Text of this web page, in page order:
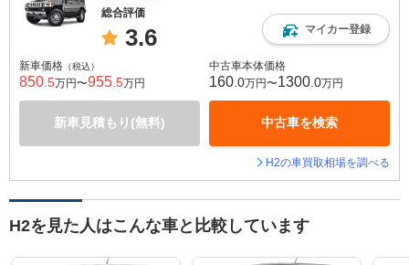
総合評価
3.6 マイカー登録
新車価格 （税込）
850 .5万円〜955 .5万円
新車見積もり(無料)
中古車本体価格
160 .0万円〜1300 .0万円
中古車を検索
H2の車買取相場を調べる
H2を見た人はこんな車と比較しています